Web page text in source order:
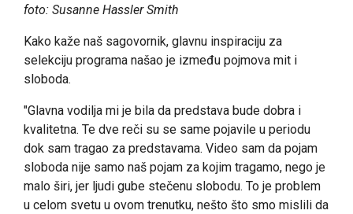
foto: Susanne Hassler Smith
Kako kaže naš sagovornik, glavnu inspiraciju za
selekciju programa našao je između pojmova mit i
sloboda.
"Glavna vodilja mi je bila da predstava bude dobra i
kvalitetna. Te dve reči su se same pojavile u periodu
dok sam tragao za predstavama. Video sam da pojam
sloboda nije samo naš pojam za kojim tragamo, nego je
malo širi, jer ljudi gube stečenu slobodu. To je problem
u celom svetu u ovom trenutku, nešto što smo mislili da